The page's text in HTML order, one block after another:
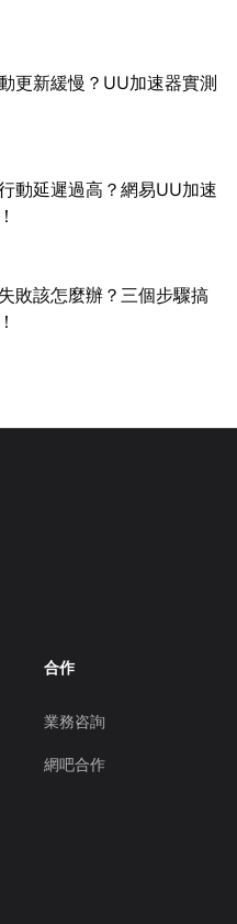
更新緩慢？UU加速器實測
動延遲過高？網易UU加速
敗該怎麼辦？三個步驟搞
合作
業務咨詢
網吧合作